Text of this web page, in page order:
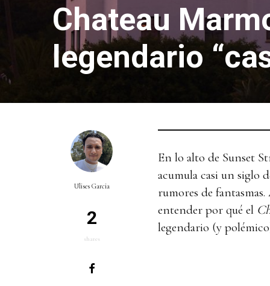
Chateau
legendario
Ulises Garcia
2
shares
En lo alto de Sunset
acumula casi un siglo
rumores de
entender por qué el
legendario (y